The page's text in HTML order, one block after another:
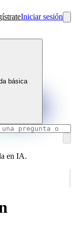
Iniciar sesión
básica
en IA.